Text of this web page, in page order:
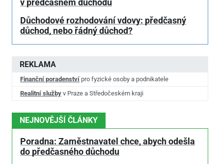
REKLAMA
Finanční poradenství pro fyzické osoby a podnikatele
Realitní služby v Praze a Středočeském kraji
NEJNOVĚJŠÍ ČLÁNKY
Poradna: Zaměstnavatel chce, abych odešla
do předčasného důchodu
v předčasném důchodu
Důchodové rozhodování vdovy: předčasný
důchod, nebo řádný důchod?